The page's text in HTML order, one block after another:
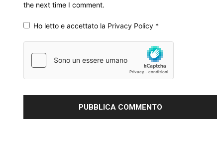
the next time I comment.
Ho letto e accettato la Privacy Policy *